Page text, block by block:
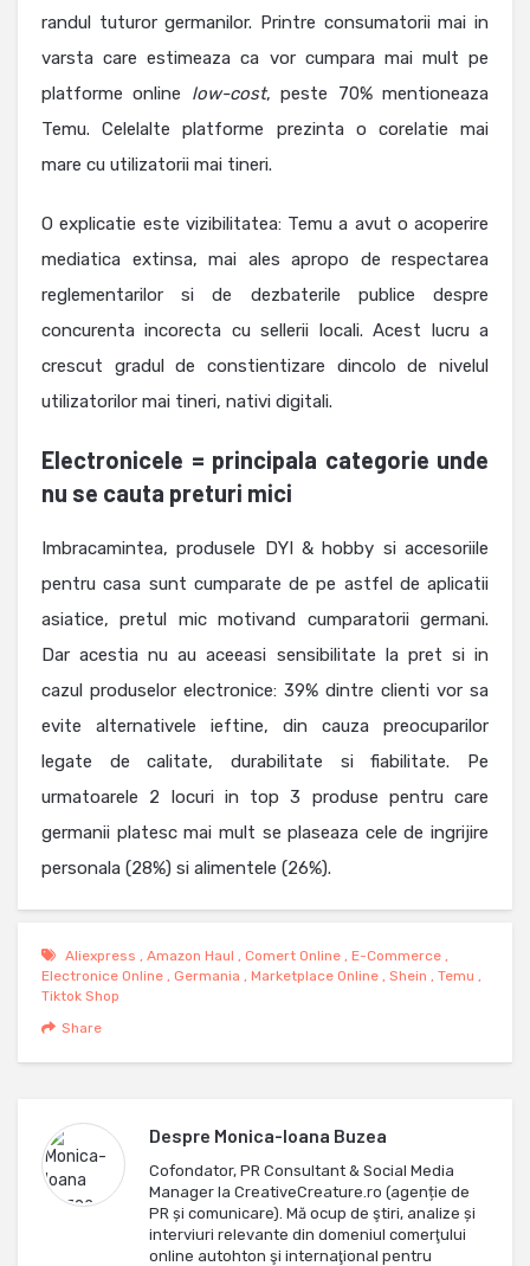
randul tuturor germanilor. Printre consumatorii mai in
varsta care estimeaza ca vor cumpara mai mult pe
platforme online low-cost, peste 70% mentioneaza
Temu. Celelalte platforme prezinta o corelatie mai
mare cu utilizatorii mai tineri.
O explicatie este vizibilitatea: Temu a avut o acoperire
mediatica extinsa, mai ales apropo de respectarea
reglementarilor si de dezbaterile publice despre
concurenta incorecta cu sellerii locali. Acest lucru a
crescut gradul de constientizare dincolo de nivelul
utilizatorilor mai tineri, nativi digitali.
Electronicele = principala categorie unde
nu se cauta preturi mici
Imbracamintea, produsele DYI & hobby si accesoriile
pentru casa sunt cumparate de pe astfel de aplicatii
asiatice, pretul mic motivand cumparatorii germani.
Dar acestia nu au aceeasi sensibilitate la pret si in
cazul produselor electronice: 39% dintre clienti vor sa
evite alternativele ieftine, din cauza preocuparilor
legate de calitate, durabilitate si fiabilitate. Pe
urmatoarele 2 locuri in top 3 produse pentru care
germanii platesc mai mult se plaseaza cele de ingrijire
personala (28%) si alimentele (26%).
Aliexpress , Amazon Haul , Comert Online , E-Commerce ,
Electronice Online , Germania , Marketplace Online , Shein , Temu ,
Tiktok Shop
Share
Despre Monica-Ioana Buzea
Cofondator, PR Consultant & Social Media
Manager la CreativeCreature.ro (agenție de
PR și comunicare). Mă ocup de ştiri, analize și
interviuri relevante din domeniul comerţului
online autohton şi internaţional pentru